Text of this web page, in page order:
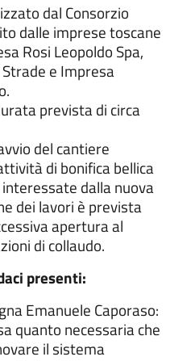
dal Consorzio
dalle imprese toscane
Rosi Leopoldo Spa,
e Impresa
prevista di circa
del cantiere
di bonifica bellica
dalla nuova
dei lavori è prevista
apertura al
di collaudo.
presenti:
Emanuele Caporaso:
quanto necessaria che
il sistema